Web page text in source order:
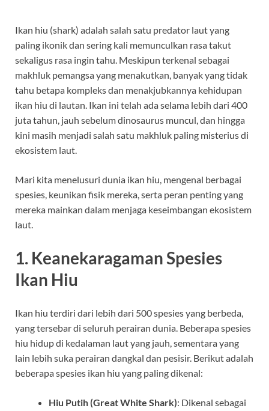
Ikan hiu (shark) adalah salah satu predator laut yang
paling ikonik dan sering kali memunculkan rasa takut
sekaligus rasa ingin tahu. Meskipun terkenal sebagai
makhluk pemangsa yang menakutkan, banyak yang tidak
tahu betapa kompleks dan menakjubkannya kehidupan
ikan hiu di lautan. Ikan ini telah ada selama lebih dari 400
juta tahun, jauh sebelum dinosaurus muncul, dan hingga
kini masih menjadi salah satu makhluk paling misterius di
ekosistem laut.
Mari kita menelusuri dunia ikan hiu, mengenal berbagai
spesies, keunikan fisik mereka, serta peran penting yang
mereka mainkan dalam menjaga keseimbangan ekosistem
laut.
1. Keanekaragaman Spesies
Ikan Hiu
Ikan hiu terdiri dari lebih dari 500 spesies yang berbeda,
yang tersebar di seluruh perairan dunia. Beberapa spesies
hiu hidup di kedalaman laut yang jauh, sementara yang
lain lebih suka perairan dangkal dan pesisir. Berikut adalah
beberapa spesies ikan hiu yang paling dikenal:
Hiu Putih (Great White Shark): Dikenal sebagai